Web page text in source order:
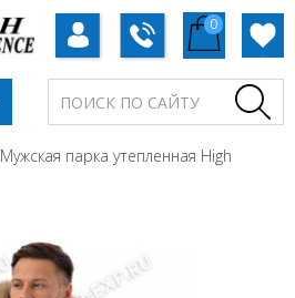
0
Мужская парка утепленная High